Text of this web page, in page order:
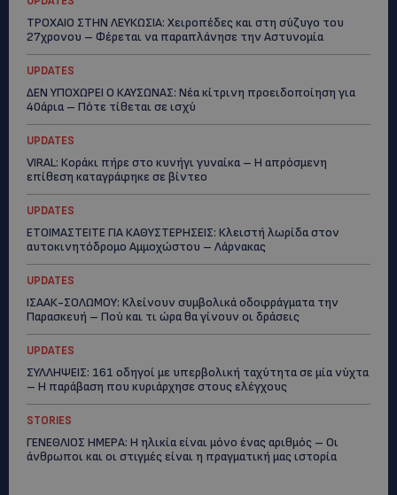
ΤΡΟΧΑΙΟ ΣΤΗΝ ΛΕΥΚΩΣΙΑ: Χειροπέδες και στη σύζυγο του
27χρονου – Φέρεται να παραπλάνησε την Αστυνομία
UPDATES
ΔΕΝ ΥΠΟΧΩΡΕΙ Ο ΚΑΥΣΩΝΑΣ: Νέα κίτρινη προειδοποίηση για
40άρια – Πότε τίθεται σε ισχύ
UPDATES
VIRAL: Κοράκι πήρε στο κυνήγι γυναίκα – Η απρόσμενη
επίθεση καταγράφηκε σε βίντεο
UPDATES
ΕΤΟΙΜΑΣΤΕΙΤΕ ΓΙΑ ΚΑΘΥΣΤΕΡΗΣΕΙΣ: Κλειστή λωρίδα στον
αυτοκινητόδρομο Αμμοχώστου – Λάρνακας
UPDATES
ΙΣΑΑΚ-ΣΟΛΩΜΟΥ: Κλείνουν συμβολικά οδοφράγματα την
Παρασκευή – Πού και τι ώρα θα γίνουν οι δράσεις
UPDATES
ΣΥΛΛΗΨΕΙΣ: 161 οδηγοί με υπερβολική ταχύτητα σε μία νύχτα
– Η παράβαση που κυριάρχησε στους ελέγχους
STORIES
ΓΕΝΕΘΛΙΟΣ ΗΜΕΡΑ: Η ηλικία είναι μόνο ένας αριθμός – Οι
άνθρωποι και οι στιγμές είναι η πραγματική μας ιστορία